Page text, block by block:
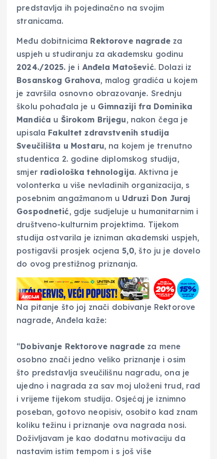
predstavlja ih pojedinačno na svojim
stranicama.
Među dobitnicima Rektorove nagradeza
uspjeh u studiranju za akademsku godinu
2024./2025. je i Anđela Matošević. Dolazi iz
Bosanskog Grahova, malog gradića u kojem
je završila osnovno obrazovanje. Srednju
školu pohađala je u Gimnaziji fra Dominika
Mandića u Širokom Brijegu, nakon čega je
upisala Fakultet zdravstvenih studija
Sveučilišta u Mostaru, na kojem je trenutno
studentica 2. godine diplomskog studija,
smjer radiološka tehnologija. Aktivna je
volonterka u više nevladinih organizacija, s
posebnim angažmanom u Udruzi Don Juraj
Gospodnetić, gdje sudjeluje u humanitarnim i
društveno-kulturnim projektima. Tijekom
studija ostvarila je izniman akademski uspjeh,
postigavši prosjek ocjena 5,0, što ju je dovelo
do ovog prestižnog priznanja.
Na pitanje što joj znači dobivanje Rektorove
nagrade, Anđela kaže:
“Dobivanje Rektorove nagrade za mene
osobno znači jedno veliko priznanje i osim
što predstavlja sveučilišnu nagradu, ona je
ujedno i nagrada za sav moj uloženi trud, rad
i vrijeme tijekom studija. Osjećaj je iznimno
poseban, gotovo neopisiv, osobito kad znam
koliku težinu i priznanje ova nagrada nosi.
Doživljavam je kao dodatnu motivaciju da
nastavim istim tempom i s još više